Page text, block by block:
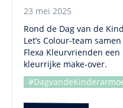
23 mei 2025
Rond de Dag van de
Let’s Colour-team
Flexa Kleurvrienden
kleurrijke make-over.